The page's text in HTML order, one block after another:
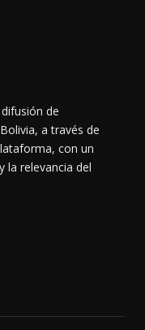
de
a través de
con un
la relevancia del